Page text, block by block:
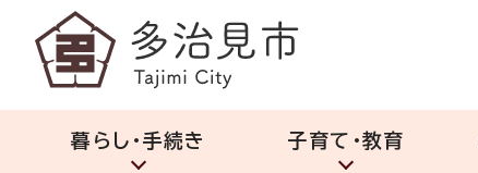
暮らし・手続き 子育て・教育